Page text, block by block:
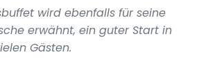
wird ebenfalls für seine
erwähnt, ein guter Start in
Gästen.